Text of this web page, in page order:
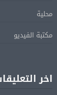
محلية
مكتبة الفيديو
اخر